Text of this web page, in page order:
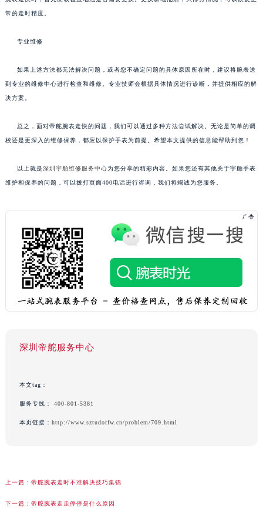
常的走时精度。
专业维修
如果上述方法都无法解决问题，或者您不确定问题的具体原因所在时，建议将腕表送
到专业的维修中心进行检查和维修。专业技师会根据具体情况进行诊断，并提供相应的解
决方案。
总之，面对帝舵腕表走快的问题，我们可以通过多种方法尝试解决。无论是简单的调
校还是更深入的维修保养，都应以保护手表为前提。希望本文提供的信息能帮助到您！
以上就是深圳宇舶维修服务中心为您分享的精彩内容。如果您还有其他关于宇舶手表
维护和保养的问题，可以拨打页面400电话进行咨询，我们将竭诚为您服务。
深圳帝舵服务中心
本文tag：
服务专线： 400-801-5381
本页链接： http://www.sztudorfw.cn/problem/709.html
上一篇： 帝舵腕表走时不准解决技巧集锦
下一篇： 帝舵腕表走走停停是什么原因